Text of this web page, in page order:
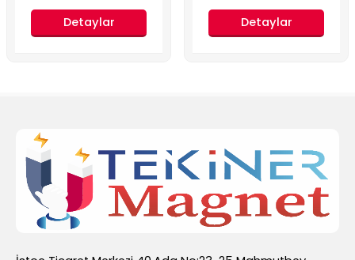
Detaylar Detaylar